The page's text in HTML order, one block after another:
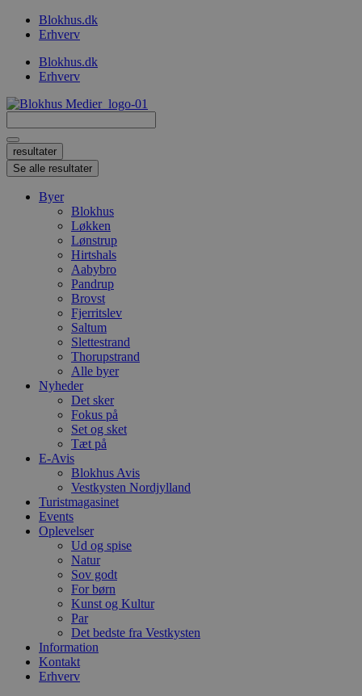
VidereBlokhus.dk
Erhverv
Blokhus.dk
Erhverv
...
resultater
Se alle resultater
Byer
Blokhus
Løkken
Lønstrup
Hirtshals
Aabybro
Pandrup
Brovst
Fjerritslev
Saltum
Slettestrand
Thorupstrand
Alle byer
Nyheder
Det sker
Fokus på
Set og sket
Tæt på
E-Avis
Blokhus Avis
Vestkysten Nordjylland
Turistmagasinet
Events
Oplevelser
Ud og spise
Natur
Sov godt
For børn
Kunst og Kultur
Par
Det bedste fra Vestkysten
Information
Kontakt
Erhverv